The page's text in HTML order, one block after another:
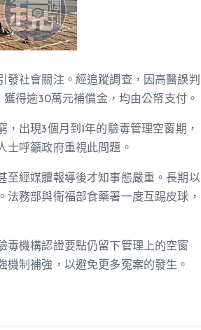
社會關注。經追蹤調查，因高醫誤判
得逾30萬元補償金，均由公帑支付。
出現3個月到1年的驗毒管理空窗期，
士呼籲政府重視此問題。
至經媒體報導後才知事態嚴重。長期以
務部與衛福部食藥署一度互踢皮球，
毒機構認證要點仍留下管理上的空窗
制補強，以避免更多冤案的發生。